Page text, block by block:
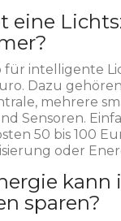
eine
für intelligente
Dazu
mehrere
Sensoren.
50 bis 100
oder
kann
sparen?